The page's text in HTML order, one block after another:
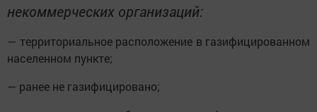
некоммерческих организаций:
— территориальное расположение в газифицированном
населенном пункте;
— ранее не газифицировано;